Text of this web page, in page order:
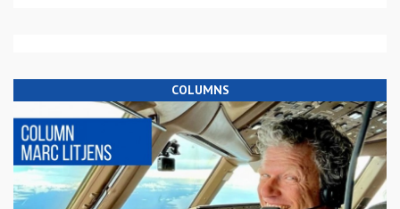
COLUMNS